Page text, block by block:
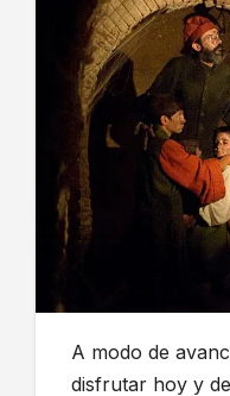
A modo de
disfrutar hoy y